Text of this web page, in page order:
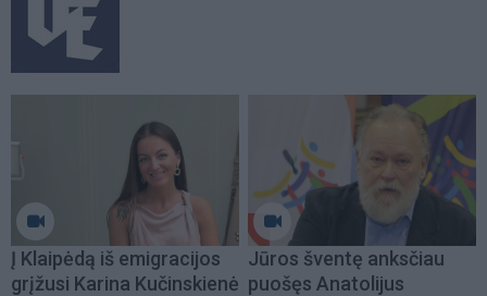
Į Klaipėdą iš emigracijos
grįžusi Karina Kučinskienė
Jūros šventę anksčiau
puošęs Anatolijus